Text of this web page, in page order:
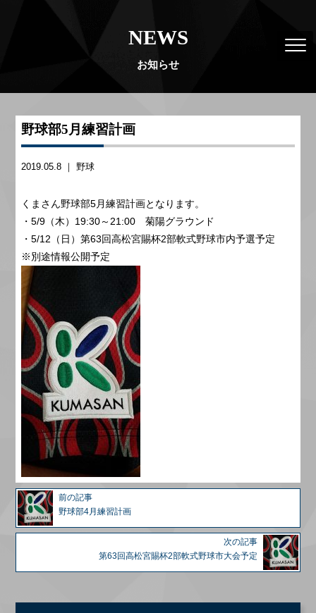
NEWS
お知らせ
野球部5月練習計画
2019.05.8 ｜野球
くまさん野球部5月練習計画となります。
・5/9（木）19:30～21:00 菊陽グラウンド
・5/12（日）第63回高松宮賜杯2部軟式野球市内予選予定
※別途情報公開予定
前の記事
野球部4月練習計画
次の記事
第63回高松宮賜杯2部軟式野球市大会予定